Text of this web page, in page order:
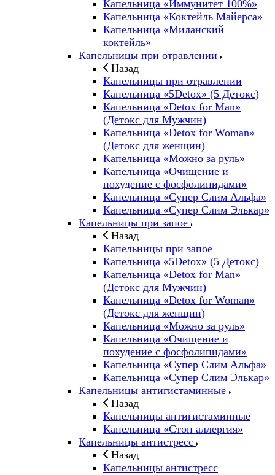
Капельница «Иммунитет 100%»
Капельница «Коктейль Майерса»
Капельница «Миланский
коктейль»
Капельницы при отравлении
Назад
Капельницы при отравлении
Капельница «5Detox» (5 Детокс)
Капельница «Detox for Man»
(Детокс для Мужчин)
Капельница «Detox for Woman»
(Детокс для женщин)
Капельница «Можно за руль»
Капельница «Очищение и
похудение с фосфолипидами»
Капельница «Супер Слим Альфа»
Капельница «Супер Слим Элькар»
Капельницы при запое
Назад
Капельницы при запое
Капельница «5Detox» (5 Детокс)
Капельница «Detox for Man»
(Детокс для Мужчин)
Капельница «Detox for Woman»
(Детокс для женщин)
Капельница «Можно за руль»
Капельница «Очищение и
похудение с фосфолипидами»
Капельница «Супер Слим Альфа»
Капельница «Супер Слим Элькар»
Капельницы антигистаминные
Назад
Капельницы антигистаминные
Капельница «Стоп аллергия»
Капельницы антистресс
Назад
Капельницы антистресс